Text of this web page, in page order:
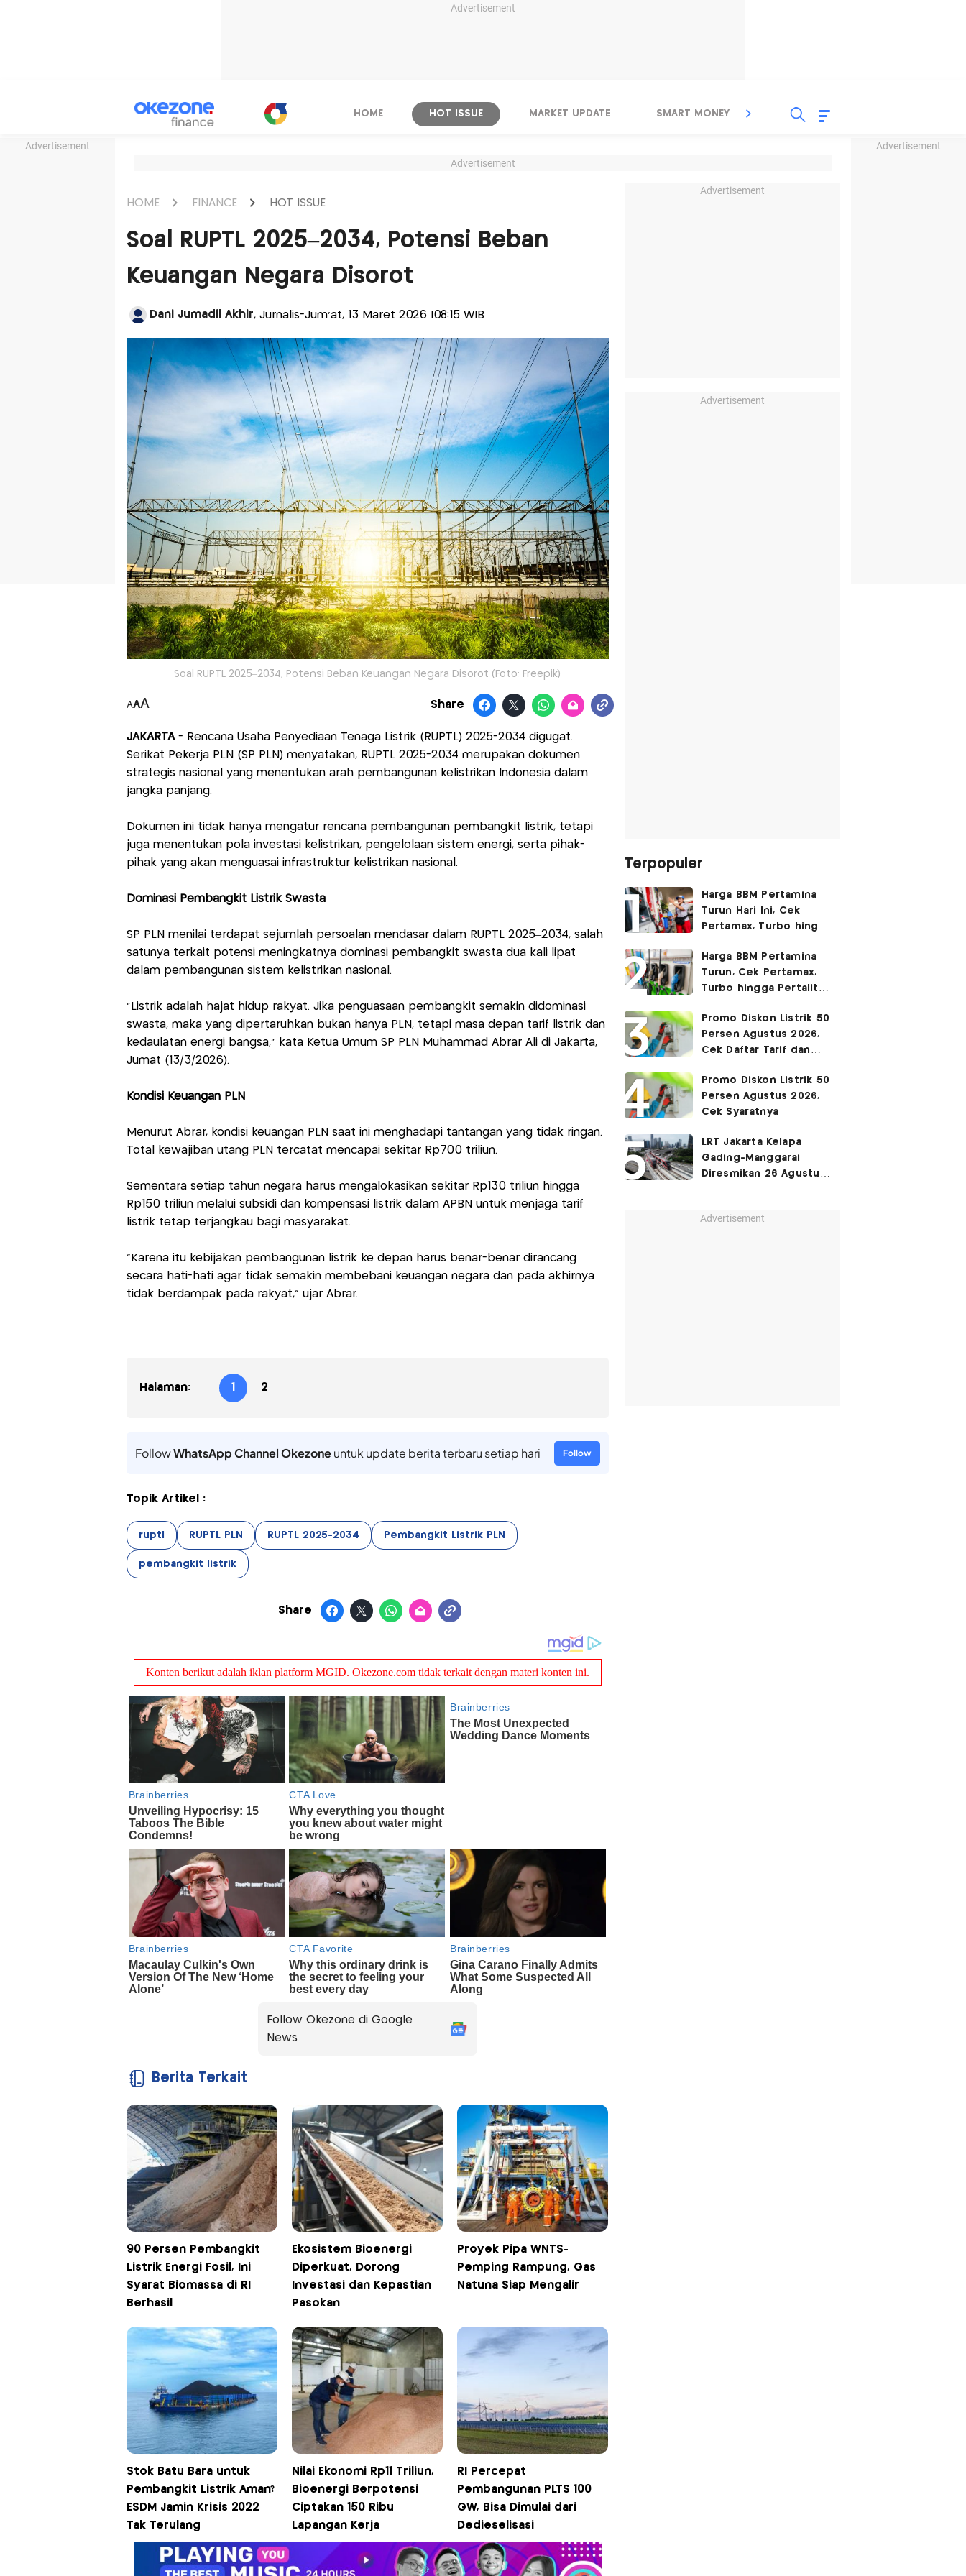
Advertisement
Advertisement Advertisement
HOME HOT ISSUE MARKET UPDATE SMART MONEY INSPIRASI BISNIS
Advertisement
HOME FINANCE HOT ISSUE
Soal RUPTL 2025–2034, Potensi Beban
Keuangan Negara Disorot
Dani Jumadil Akhir, Jurnalis-Jum'at, 13 Maret 2026 |08:15 WIB
Soal RUPTL 2025–2034, Potensi Beban Keuangan Negara Disorot (Foto: Freepik)
AAA Share
JAKARTA- Rencana Usaha Penyediaan Tenaga Listrik (RUPTL) 2025-2034 digugat.
Serikat Pekerja PLN (SP PLN) menyatakan, RUPTL 2025-2034 merupakan dokumen
strategis nasional yang menentukan arah pembangunan kelistrikan Indonesia dalam
jangka panjang.
Dokumen ini tidak hanya mengatur rencana pembangunan pembangkit listrik, tetapi
juga menentukan pola investasi kelistrikan, pengelolaan sistem energi, serta pihak-
pihak yang akan menguasai infrastruktur kelistrikan nasional.
Dominasi Pembangkit Listrik Swasta
SP PLN menilai terdapat sejumlah persoalan mendasar dalam RUPTL 2025–2034, salah
satunya terkait potensi meningkatnya dominasi pembangkit swasta dua kali lipat
dalam pembangunan sistem kelistrikan nasional.
“Listrik adalah hajat hidup rakyat. Jika penguasaan pembangkit semakin didominasi
swasta, maka yang dipertaruhkan bukan hanya PLN, tetapi masa depan tarif listrik dan
kedaulatan energi bangsa,” kata Ketua Umum SP PLN Muhammad Abrar Ali di Jakarta,
Jumat (13/3/2026).
Kondisi Keuangan PLN
Menurut Abrar, kondisi keuangan PLN saat ini menghadapi tantangan yang tidak ringan.
Total kewajiban utang PLN tercatat mencapai sekitar Rp700 triliun.
Sementara setiap tahun negara harus mengalokasikan sekitar Rp130 triliun hingga
Rp150 triliun melalui subsidi dan kompensasi listrik dalam APBN untuk menjaga tarif
listrik tetap terjangkau bagi masyarakat.
“Karena itu kebijakan pembangunan listrik ke depan harus benar-benar dirancang
secara hati-hati agar tidak semakin membebani keuangan negara dan pada akhirnya
tidak berdampak pada rakyat,” ujar Abrar.
Halaman: 1 2
FollowWhatsApp Channel Okezoneuntuk update berita terbaru setiap hari Follow
Topik Artikel :
ruptl RUPTL PLN RUPTL 2025-2034 Pembangkit Listrik PLN
pembangkit listrik
Share
Follow Okezone di Google
News
Berita Terkait
90 Persen Pembangkit
Listrik Energi Fosil, Ini
Syarat Biomassa di RI
Berhasil
Ekosistem Bioenergi
Diperkuat, Dorong
Investasi dan Kepastian
Pasokan
Proyek Pipa WNTS-
Pemping Rampung, Gas
Natuna Siap Mengalir
Stok Batu Bara untuk
Pembangkit Listrik Aman?
ESDM Jamin Krisis 2022
Tak Terulang
Nilai Ekonomi Rp11 Triliun,
Bioenergi Berpotensi
Ciptakan 150 Ribu
Lapangan Kerja
RI Percepat
Pembangunan PLTS 100
GW, Bisa Dimulai dari
Dedieselisasi
Advertisement
Advertisement
Terpopuler
Harga BBM Pertamina
Turun Hari Ini, Cek
Pertamax, Turbo hingga
2026
Harga BBM Pertamina
Turun, Cek Pertamax,
Turbo hingga Pertalite
Promo Diskon Listrik 50
Persen Agustus 2026,
Cek Daftar Tarif dan
Promo Diskon Listrik 50
Persen Agustus 2026,
Cek Syaratnya
LRT Jakarta Kelapa
Gading-Manggarai
Diresmikan 26 Agustus
Advertisement